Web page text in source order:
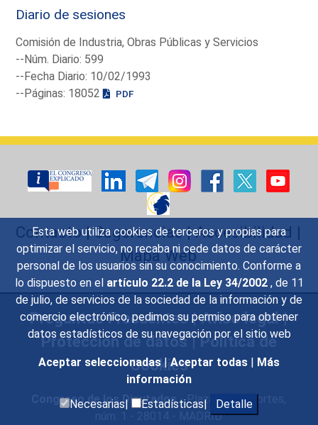
Esta web utiliza cookies de terceros y propias para
optimizar el servicio, no recaba ni cede datos de carácter
personal de los usuarios sin su conocimiento. Conforme a
lo dispuesto en el artículo 22.2 de la Ley 34/2002 , de 11
de julio, de servicios de la sociedad de la información y de
comercio electrónico, pedimos su permiso para obtener
datos estadísticos de su navegación por el sitio web
Aceptar seleccionadas | Aceptar todas | Más
información
Necesarias|
Estadísticas| Detalle
Diario de sesiones
Comisión de Industria, Obras Públicas y Servicios
--Núm. Diario: 599
--Fecha Diario: 10/02/1993
--Páginas: 18052
PDF
Contacto|Sugerencias|Accesibilidad |
Mapa Web
Preguntas Frecuentes|Aviso legal|
Protección de datos|Política de
Cookies
Congreso de los Diputados- Plaza de las Cortes,
núm. 1 - 28014 - MADRID